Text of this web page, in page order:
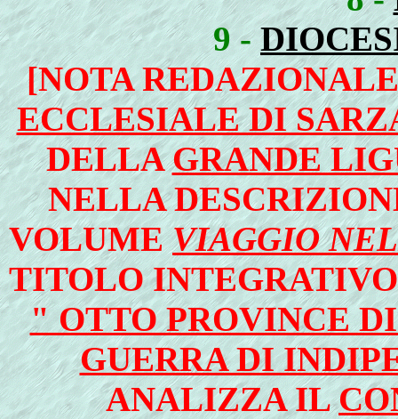
9 -
[NOTA
ECCLESIALE DI
DELLAGRANDE
NELLA
VOLUMEVIAGGIO
TITOLO
" OTTO PROVINCE
GUERRA DI
ANALIZZA IL